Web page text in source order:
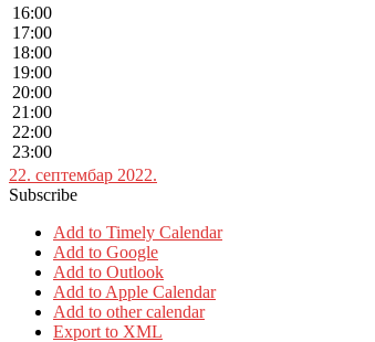
16:00
17:00
18:00
19:00
20:00
21:00
22:00
23:00
22. септембар 2022.
Subscribe
Add to Timely Calendar
Add to Google
Add to Outlook
Add to Apple Calendar
Add to other calendar
Export to XML